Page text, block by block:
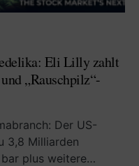
Eli Lilly zahlt
„Rauschpilz“-
Der US-
3,8 Milliarden
plus weitere…